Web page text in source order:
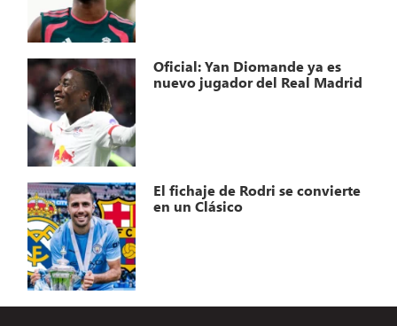
Oficial: Yan Diomande ya es
nuevo jugador del Real Madrid
El fichaje de Rodri se convierte
en un Clásico